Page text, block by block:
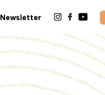
Newsletter